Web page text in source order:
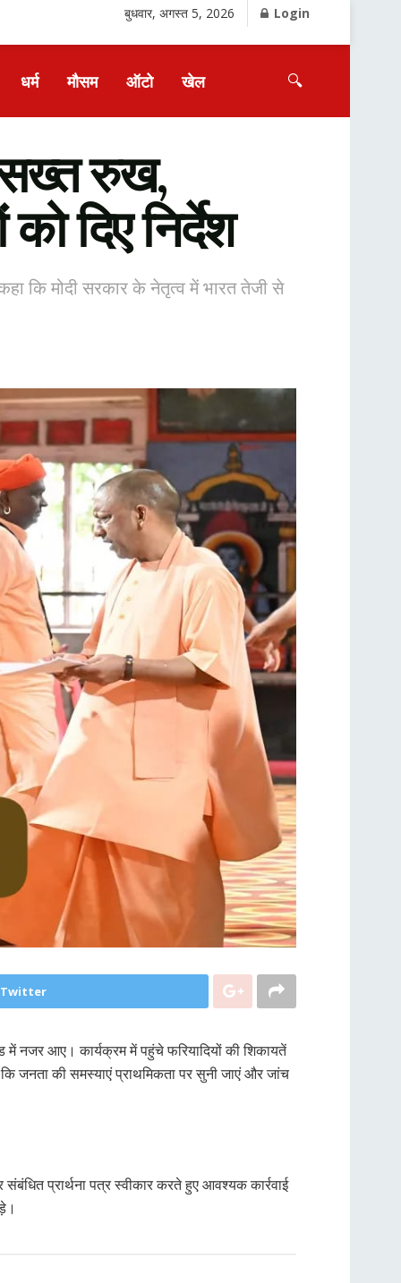
बुधवार, अगस्त 5, 2026 Login
धर्म मौसम ऑटो खेल 🔍
सख्त रुख,
दिए निर्देश
कि मोदी सरकार के नेतृत्व में भारत तेजी से
Twitter
में नजर आए। कार्यक्रम में पहुंचे फरियादियों की शिकायतें
जनता की समस्याएं प्राथमिकता पर सुनी जाएं और जांच
प्रार्थना पत्र स्वीकार करते हुए आवश्यक कार्रवाई